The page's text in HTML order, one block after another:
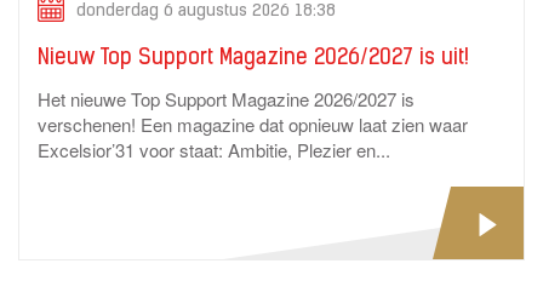
donderdag 6 augustus 2026 18:38
Nieuw Top Support Magazine 2026/2027 is uit!
Het nieuwe Top Support Magazine 2026/2027 is
verschenen! Een magazine dat opnieuw laat zien waar
Excelsior’31 voor staat: Ambitie, Plezier en...